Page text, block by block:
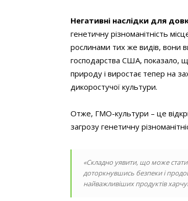
Негативні наслідки для
генетичну різноманітність
рослинами тих же видів, вони
господарства США, показало,
природу і виростає тепер на
дикоростучої культури.
Отже, ГМО-культури – це
загрозу генетичну
«Складно уявити, що може
доторкнувшись безпеки і
найважливіших продуктів